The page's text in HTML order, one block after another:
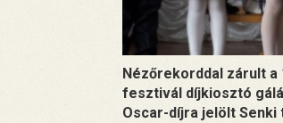
Nézőrekorddal zárult
fesztivál díjkiosztó
Oscar-díjra jelölt Senki